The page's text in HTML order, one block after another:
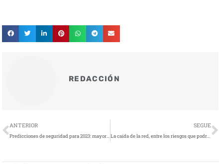
REDACCIÓN
Ant
ANTERIOR
Predicciones de seguridad para 2023: mayor riesgo sistémico por tensiones globales, hackeo desde la ‘dark web’, dobles extorsiones o ‘deepfakes’
SEGUE
La caída de la red, entre los riesgos que podrían ‘poner en jaque’ a Gobiernos y economías en 2023